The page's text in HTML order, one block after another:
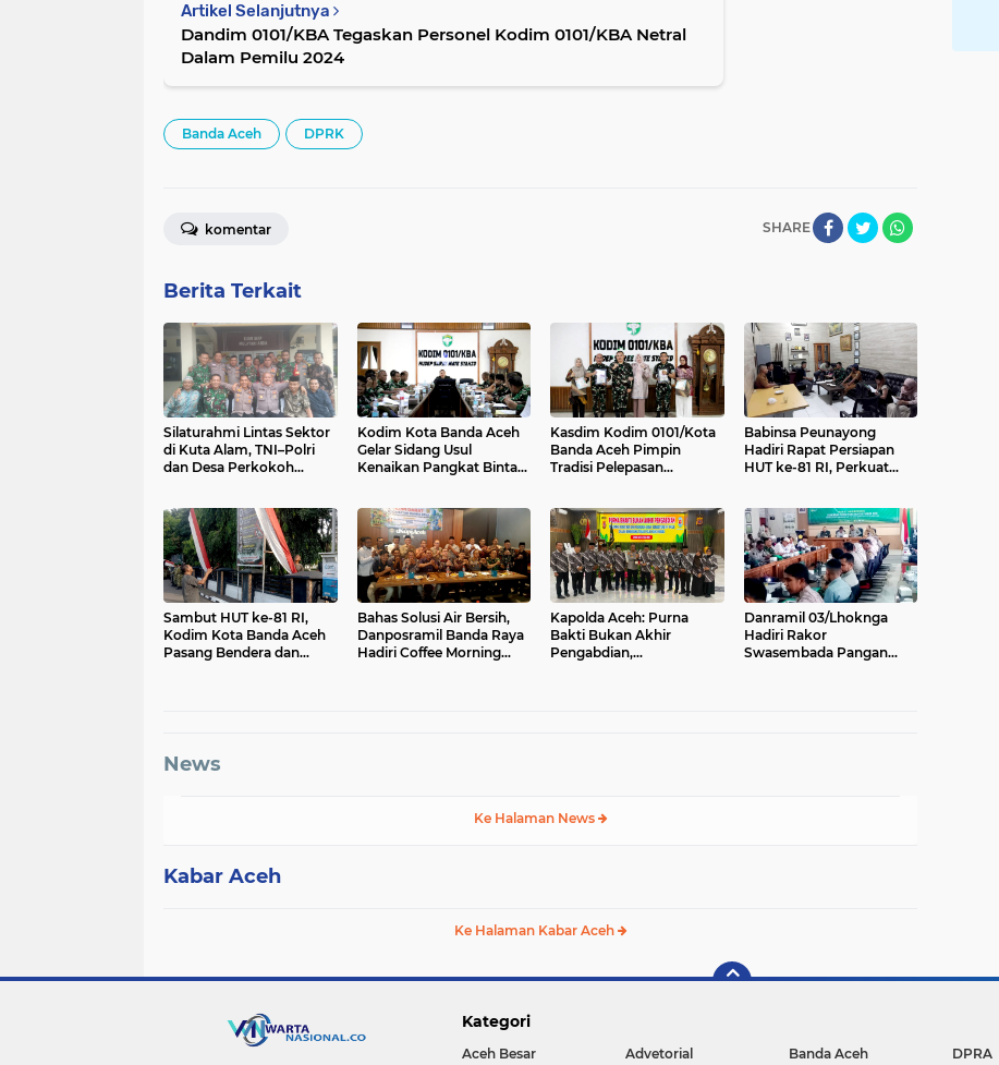
Artikel Selanjutnya
Dandim 0101/KBA Tegaskan Personel Kodim 0101/KBA Netral
Dalam Pemilu 2024
Banda Aceh DPRK
SHARE
komentar
Berita Terkait
Silaturahmi Lintas Sektor
di Kuta Alam, TNI–Polri
dan Desa Perkokoh
Kodim Kota Banda Aceh
Gelar Sidang Usul
Kenaikan Pangkat Bintara
Kasdim Kodim 0101/Kota
Banda Aceh Pimpin
Tradisi Pelepasan
Babinsa Peunayong
Hadiri Rapat Persiapan
HUT ke-81 RI, Perkuat
Sambut HUT ke-81 RI,
Kodim Kota Banda Aceh
Pasang Bendera dan
Bahas Solusi Air Bersih,
Danposramil Banda Raya
Hadiri Coffee Morning
Kapolda Aceh: Purna
Bakti Bukan Akhir
Pengabdian,
Danramil 03/Lhoknga
Hadiri Rakor
Swasembada Pangan
News
Ke Halaman News
Kabar Aceh
Ke Halaman Kabar Aceh
Kategori
Aceh Besar Advetorial Banda Aceh DPRA